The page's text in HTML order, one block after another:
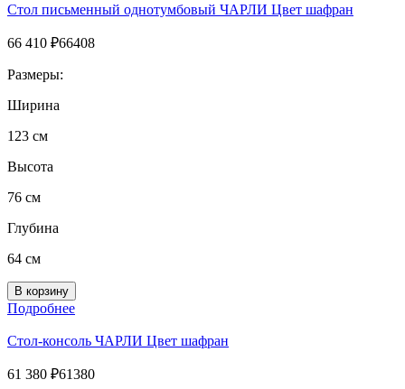
Стол письменный однотумбовый ЧАРЛИ Цвет шафран
66 410 ₽66408
Размеры:
Ширина
123 см
Высота
76 см
Глубина
64 см
Подробнее
Стол-консоль ЧАРЛИ Цвет шафран
61 380 ₽61380